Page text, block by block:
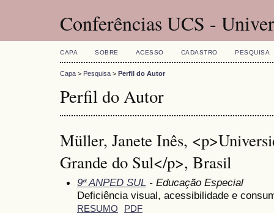
Conferências UCS -
CAPA SOBRE ACESSO CADASTRO PESQUISA
Capa > Pesquisa > Perfil do Autor
Perfil do Autor
Müller, Janete Inês,
Grande do Sul</p>, Brasil
9ª ANPED SUL - Educação Especial
Deficiência visual, acessibilidade e
RESUMO PDF